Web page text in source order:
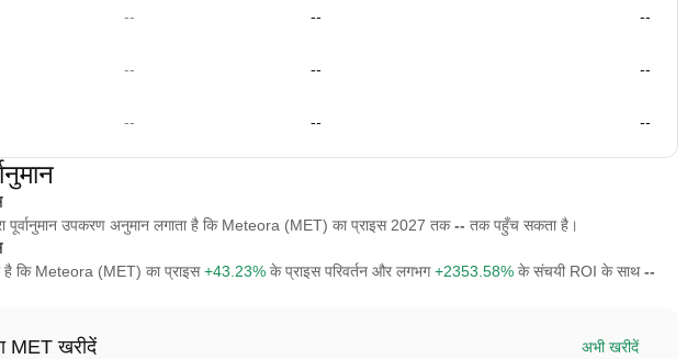
-- -- --
-- -- --
-- -- --
पूर्वानुमान उपकरण अनुमान लगाता है कि Meteora (MET) का प्राइस 2027 तक-- तक पहुँच सकता है।
है कि Meteora (MET) का प्राइस+43.23% के प्राइस परिवर्तन और लगभग+2353.58% के संचयी ROI के साथ--
MET खरीदें अभी खरीदें